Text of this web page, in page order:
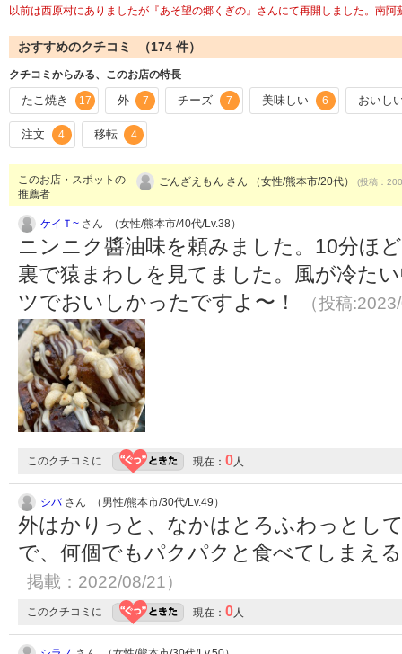
以前は西原村にありましたが『あそ望の郷くぎの』さんにて再開しました。南
おすすめのクチコミ （174 件）
クチコミからみる、このお店の特長
たこ焼き 17 外 7 チーズ 7 美味しい 6 おいし
注文 4 移転 4
このお店・スポットの
推薦者
ごんざえもん さん （女性/熊本市/20代） (投稿：
ケイＴ~ さん （女性/熊本市/40代/Lv.38）
ニンニク醬油味を頼みました。10分ほ
裏で猿まわしを見てました。風が冷た
ツでおいしかったですよ〜！
（投稿
このクチコミに 現在： 0人
シバさん （男性/熊本市/30代/Lv.49）
外はかりっと、なかはとろふわっとし
で、何個でもパクパクと食べてしまえ
掲載：2022/08/21）
このクチコミに 現在： 0人